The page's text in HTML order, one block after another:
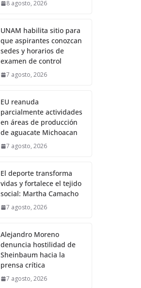
8 agosto, 2026
UNAM habilita sitio para
que aspirantes conozcan
sedes y horarios de
examen de control
7 agosto, 2026
EU reanuda
parcialmente actividades
en áreas de producción
de aguacate Michoacan
7 agosto, 2026
El deporte transforma
vidas y fortalece el tejido
social: Martha Camacho
7 agosto, 2026
Alejandro Moreno
denuncia hostilidad de
Sheinbaum hacia la
prensa crítica
7 agosto, 2026